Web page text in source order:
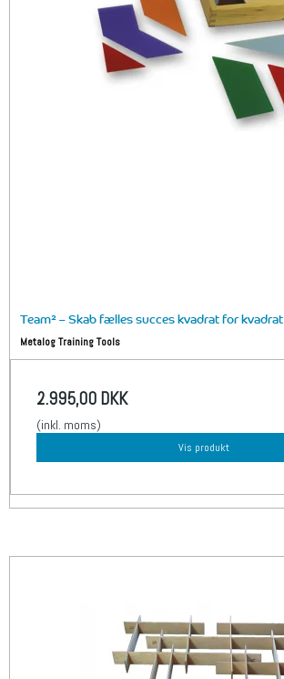
Team² – Skab fælles succes kvadrat for kvadrat
Metalog Training Tools
2.995,00 DKK
(inkl. moms)
Vis produkt